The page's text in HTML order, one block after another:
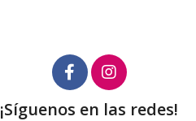
¡Síguenos en las redes!